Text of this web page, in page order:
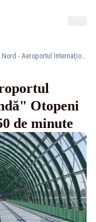
Trenul Gara de Nord - Aeroportul Internațional "Henri Coandă" Otopeni va circula la intervale de 50 de minute
Otopeni
de minute